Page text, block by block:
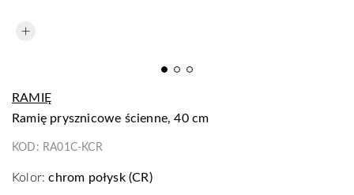
RAMIĘ
ramię prysznicowe ścienne, 40 cm
KOD: RA01C-KCR
Kolor: chrom połysk (CR)